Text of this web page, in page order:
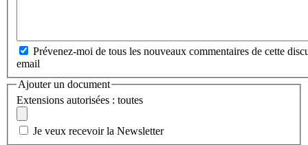
Prévenez-moi de tous les nouveaux commentaires de cette
email
Ajouter un document
Extensions autorisées : toutes
Je veux recevoir la Newsletter